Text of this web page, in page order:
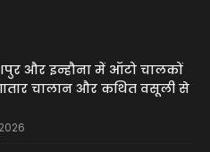
और इन्हौना में ऑटो चालकों
चालान और कथित वसूली से